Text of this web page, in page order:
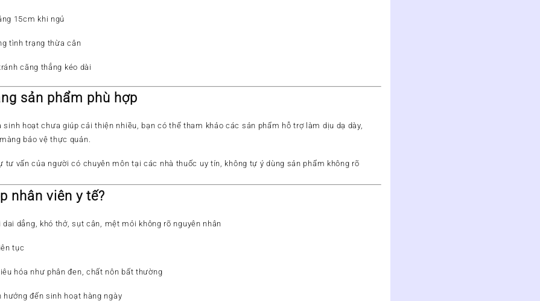
15cm khi ngủ
tình trạng thừa cân
căng thẳng kéo dài
sản phẩm phù hợp
sinh hoạt chưa giúp cải thiện nhiều, bạn có thể tham khảo các sản phẩm hỗ trợ làm dịu dạ dày,
bảo vệ thực quản.
tư vấn của người có chuyên môn tại các nhà thuốc uy tín, không tự ý dùng sản phẩm không rõ
nhân viên y tế?
dẳng, khó thở, sụt cân, mệt mỏi không rõ nguyên nhân
tục
hóa như phân đen, chất nôn bất thường
hưởng đến sinh hoạt hàng ngày